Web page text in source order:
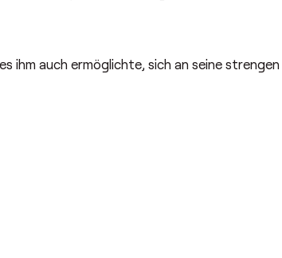
ihm auch ermöglichte, sich an seine strengen